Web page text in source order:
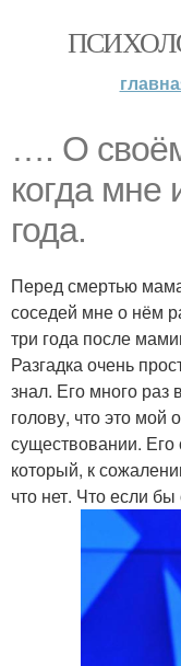
…. О
когда мне
года.
Перед смертью
соседей мне о нём
три года после
Разгадка очень
знал. Его много раз
голову, что это
существовании.
который, к
что нет. Что если